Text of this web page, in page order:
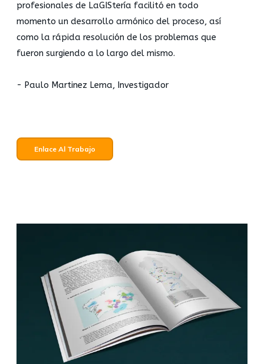
profesionales de LaGIStería facilitó en todo
momento un desarrollo armónico del proceso, así
como la rápida resolución de los problemas que
fueron surgiendo a lo largo del mismo.
- Paulo Martinez Lema, Investigador
Enlace Al Trabajo